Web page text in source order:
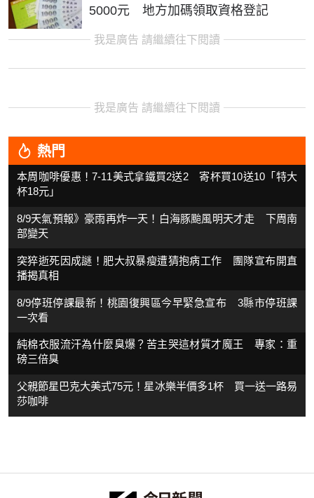
5000元 地方加碼領取資格登記
我是廣告 請繼續往下閱讀
我是廣告 請繼續往下閱讀
熱門
本周咖啡優惠！7-11美式拿鐵買2送2 寄杯買10送10「特大
杯18元」
8/9天氣預報》豪雨再炸一天！白海豚颱風明天才走 下周南
部變天
突猝逝死因成謎！肥大叔暴瘦遭猜抱病工作 團隊宣布開直
播揭真相
8/9停班停課最新！桃園復興區今早緊急宣布 3縣市停班課
一次看
純棉衣服流汗為什麼臭爆？苦主哭這材質才魔王 專家：重
磅三倍臭
父親節星巴克大美式75元！星冰樂半價多1杯 買一送一路易
莎咖啡